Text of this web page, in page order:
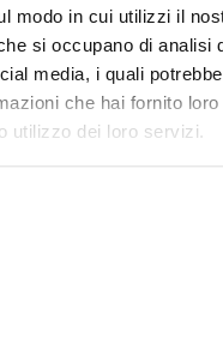
modo in cui utilizzi il
si occupano di analisi
media, i quali
che hai fornito
utilizzo dei loro servizi.
newsletter
su notizie, eventi e
prodotti e servizi.